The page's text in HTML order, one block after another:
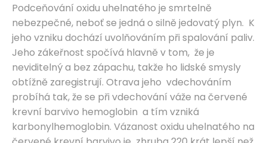
Podceňování oxidu uhelnatého je smrtelně
nebezpečné, neboť se jedná o silně jedovatý plyn. K
jeho vzniku dochází uvolňováním při spalování paliv.
Jeho zákeřnost spočívá hlavně v tom, že je
neviditelný a bez zápachu, takže ho lidské smysly
obtížně zaregistrují. Otrava jeho vdechováním
probíhá tak, že se při vdechování váže na červené
krevní barvivo hemoglobin a tím vzniká
karbonylhemoglobin. Vázanost oxidu uhelnatého na